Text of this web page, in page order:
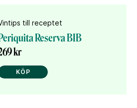
till receptet
Reserva BIB
kr
KÖP